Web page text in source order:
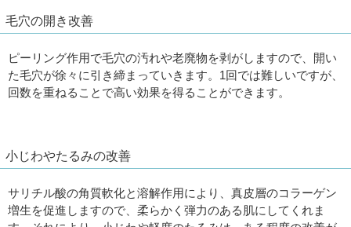
毛穴の開き改善
ピーリング作用で毛穴の汚れや老廃物を剥がしますので、開い
た毛穴が徐々に引き締まっていきます。1回では難しいですが、
回数を重ねることで高い効果を得ることができます。
小じわやたるみの改善
サリチル酸の角質軟化と溶解作用により、真皮層のコラーゲン
増生を促進しますので、柔らかく弾力のある肌にしてくれま